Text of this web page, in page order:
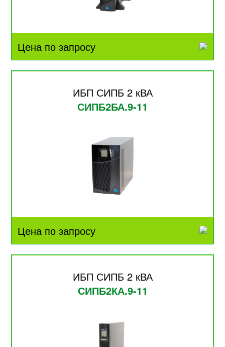
Цена по запросу
ИБП СИПБ 2 кВА
СИПБ2БА.9-11
Цена по запросу
ИБП СИПБ 2 кВА
СИПБ2КА.9-11